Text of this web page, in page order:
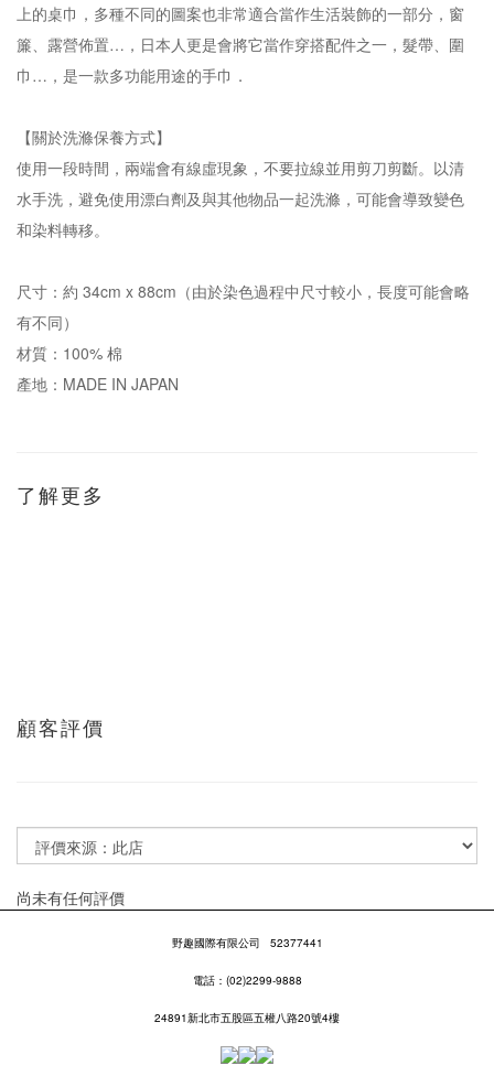
上的桌巾，多種不同的圖案也非常適合當作生活裝飾的一部分，窗
簾、露營佈置…，日本人更是會將它當作穿搭配件之一，髮帶、圍
巾…，是一款多功能用途的手巾．
【關於洗滌保養方式】
使用一段時間，兩端會有線虛現象，不要拉線並用剪刀剪斷。以清
水手洗，避免使用漂白劑及與其他物品一起洗滌，可能會導致變色
和染料轉移。
尺寸：約 34cm x 88cm（由於染色過程中尺寸較小，長度可能會略
有不同）
材質：100% 棉
產地：MADE IN JAPAN
了解更多
顧客評價
尚未有任何評價
野趣國際有限公司 52377441
電話：(02)2299-9888
24891新北市五股區五權八路20號4樓